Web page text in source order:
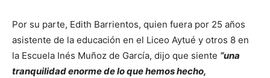
Por su parte, Edith Barrientos, quien fuera por 25 años
asistente de la educación en el Liceo Aytué y otros 8 en
la Escuela Inés Muñoz de García, dijo que siente “una
tranquilidad enorme de lo que hemos hecho,